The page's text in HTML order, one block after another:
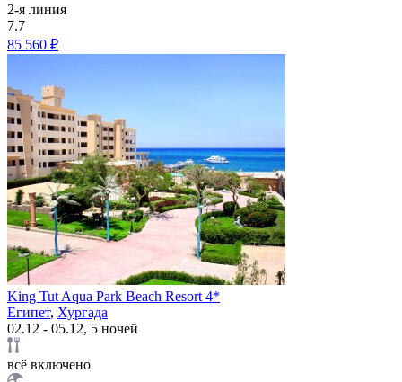
2-я линия
7.7
85 560 ₽
King Tut Aqua Park Beach Resort 4*
Египет, Хургада
02.12 - 05.12, 5 ночей
всё включено